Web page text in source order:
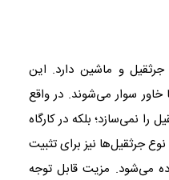
و ماشین دارد. این
سوار می‌شوند. در واقع
نمی‌سازد؛ بلکه در کارگاه
جرثقیل‌ها نیز برای تثبیت
می‌شود. مزیت قابل توجه